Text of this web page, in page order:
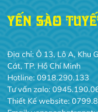
YẾN SÀO
Địa chỉ: Ô 13, Lô A, Khu
Cát, TP. Hồ Chí Minh
Hotline: 0918.290.133
Tư vấn zalo:
Thiết Kế website: